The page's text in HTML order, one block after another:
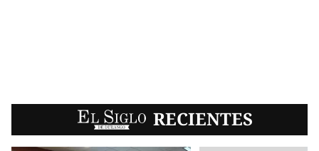
EL SIGLO RECIENTES